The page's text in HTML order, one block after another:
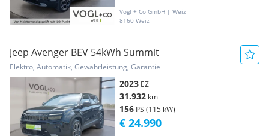
Vogl + Co GmbH | Weiz
8160 Weiz
Jeep Avenger BEV 54kWh Summit
Elektro, Automatik, Gewährleistung, Garantie
2023 EZ
31.932 km
156 PS (115 kW)
€ 24.990